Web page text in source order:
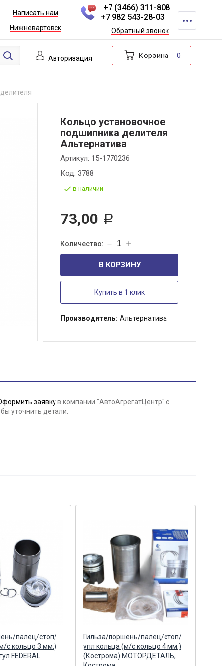
Написать нам
Нижневартовск
+7 (3466) 311-808
+7 982 543-28-03
Обратный звонок
Авторизация Корзина 0
Кольцо установочное
подшипника делителя
Альтернатива
Артикул: 15-1770236
Код: 3788
в наличии
73,00 Р
В КОРЗИНУ
Купить в 1 клик
Производитель: Альтернатива
заявкув компании "АвтоАгрегатЦентр" с
уточнить детали.
палец/стоп/
с кольцо 3 мм.)
FEDERAL
Гильза/поршень/палец/стоп/
упл кольца (м/с кольцо 4 мм.)
(Кострома) МОТОРДЕТАЛЬ,